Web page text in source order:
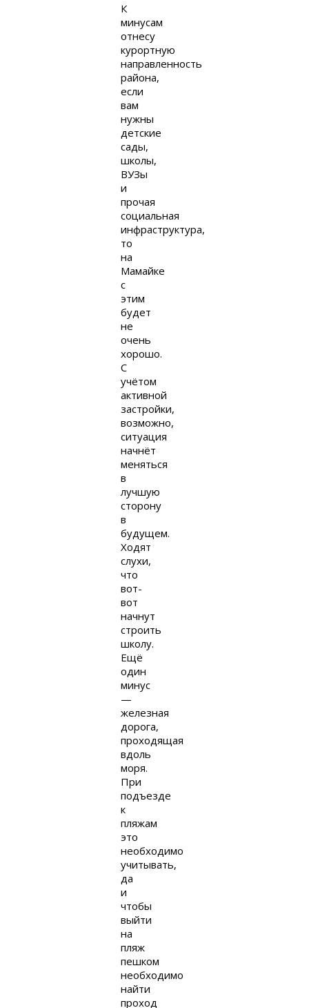
К
минусам
отнесу
курортную
направленность
района,
если
вам
нужны
детские
сады,
школы,
ВУЗы
и
прочая
социальная
инфраструктура,
то
на
Мамайке
с
этим
будет
не
очень
хорошо.
С
учётом
активной
застройки,
возможно,
ситуация
начнёт
меняться
в
лучшую
сторону
в
будущем.
Ходят
слухи,
что
вот-
вот
начнут
строить
школу.
Ещё
один
минус
—
железная
дорога,
проходящая
вдоль
моря.
При
подъезде
к
пляжам
это
необходимо
учитывать,
да
и
чтобы
выйти
на
пляж
пешком
необходимо
найти
проход